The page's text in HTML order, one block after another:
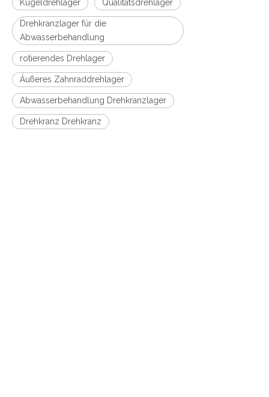
Kugeldrehlager Qualitätsdrehlager
Drehkranzlager für die
Abwasserbehandlung
rotierendes Drehlager
Äußeres Zahnraddrehlager
Abwasserbehandlung Drehkranzlager
Drehkranz Drehkranz